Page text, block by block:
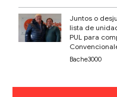
Juntos o
lista de
PUL para
Bache3000